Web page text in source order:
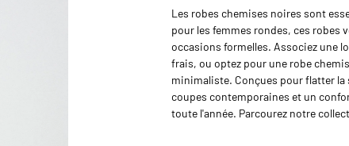
Les robes chemises noires sont
pour les femmes rondes, ces robes
occasions formelles. Associez une
frais, ou optez pour une robe
minimaliste. Conçues pour flatter
coupes contemporaines et un
toute l'année. Parcourez notre